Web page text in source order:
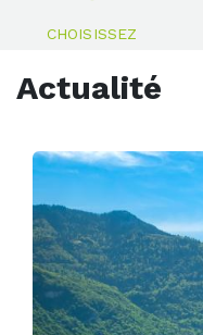
CHOISISSEZ
Actualité